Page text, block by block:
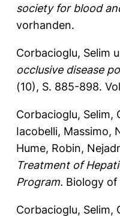
society for blood
vorhanden.
Corbacioglu, Selim
occlusive disease
(10), S. 885-898.
Corbacioglu, Selim,
Iacobelli, Massimo,
Hume, Robin,
Treatment of
Program. Biology
Corbacioglu, Selim,